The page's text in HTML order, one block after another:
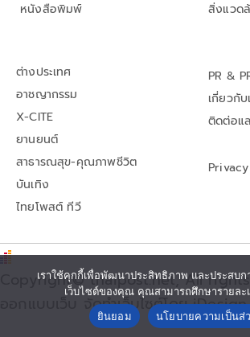
หนังสือพิมพ์
สิ่งแวด
ต่างประเทศ
อาชญากรรม
X-CITE
ยานยนต์
สาธารณสุข-คุณภาพชีวิต
บันเทิง
ไทยโพสต์ ทีวี
PR &
เกี่ยวกับ
ติดต่อแ
Copyright© thaipost.net, All
ออกแบบเว็บ จัดทำเว็บไซต์โดย iDesign
เราใช้คุกกี้เพื่อพัฒนาประสิทธิภาพ และประสบ
เว็บไซต์ของคุณ คุณสามารถศึกษารายละ
ยินยอม
นโยบายความเป็นส่